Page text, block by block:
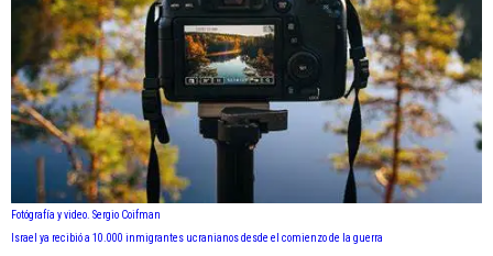
Fotógrafía y video. Sergio Coifman
Israel ya recibió a 10.000 inmigrantes ucranianos desde el comienzo de la guerra